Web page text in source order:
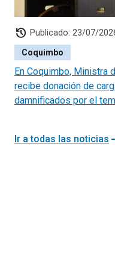
history Publicado: 23/07/
Coquimbo
En Coquimbo, Ministra
recibe donación de
damnificados por el
Ir a todas las noticias